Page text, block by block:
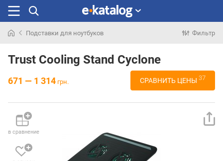
раньше
Подставки для ноутбуков Фильтр
Trust Cooling Stand Cyclone
671 — 1 314 грн. СРАВНИТЬ ЦЕНЫ 37
в сравнение